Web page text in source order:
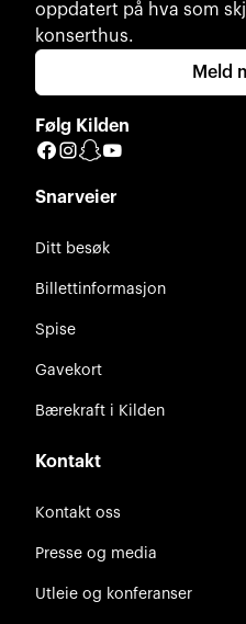
oppdatert på hva som
konserthus.
Meld
Følg Kilden
Facebook
Instagram
Snapchat
Snarveier
Ditt besøk
Billettinformasjon
Spise
Gavekort
Bærekraft i Kilden
Kontakt
Kontakt oss
Presse og media
Utleie og konferanser